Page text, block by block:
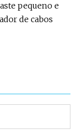
pequeno e
de cabos